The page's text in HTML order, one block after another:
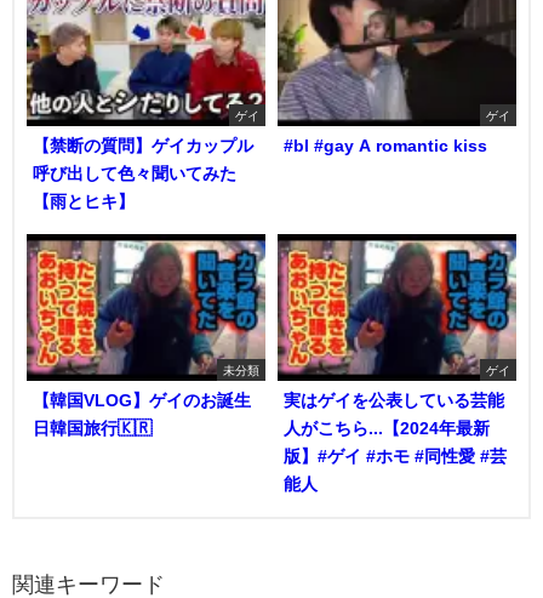
ゲイ
【禁断の質問】ゲイカップル
呼び出して色々聞いてみた
【雨とヒキ】
ゲイ
#bl #gay A romantic kiss
未分類
【韓国VLOG】ゲイのお誕生
日韓国旅行🇰🇷
ゲイ
実はゲイを公表している芸能
人がこちら...【2024年最新
版】#ゲイ #ホモ #同性愛 #芸
能人
関連キーワード